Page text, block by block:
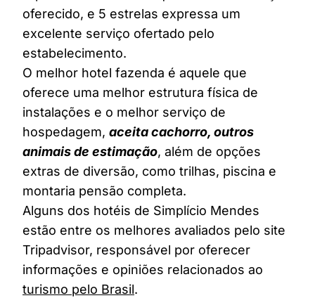
oferecido, e 5 estrelas expressa um
excelente serviço ofertado pelo
estabelecimento.
O melhor hotel fazenda é aquele que
oferece uma melhor estrutura física de
instalações e o melhor serviço de
hospedagem, aceita cachorro, outros
animais de estimação, além de opções
extras de diversão, como trilhas, piscina e
montaria pensão completa.
Alguns dos hotéis de Simplício Mendes
estão entre os melhores avaliados pelo site
Tripadvisor, responsável por oferecer
informações e opiniões relacionados ao
turismo pelo Brasil.